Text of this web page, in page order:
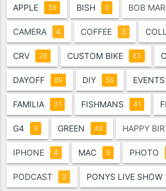
APPLE 39 BISH 9 BOB
CAMERA 4 COFFEE 3
CRV 28 CUSTOM BIKE 83
DAYOFF 89 DIY 56 EVENTS
FAMILIA 31 FISHMANS 41
G4 9 GREEN 48 HAPPY
IPHONE 4 MAC 9 PHOTO
PODCAST 3 PONYS LIVE SHOW